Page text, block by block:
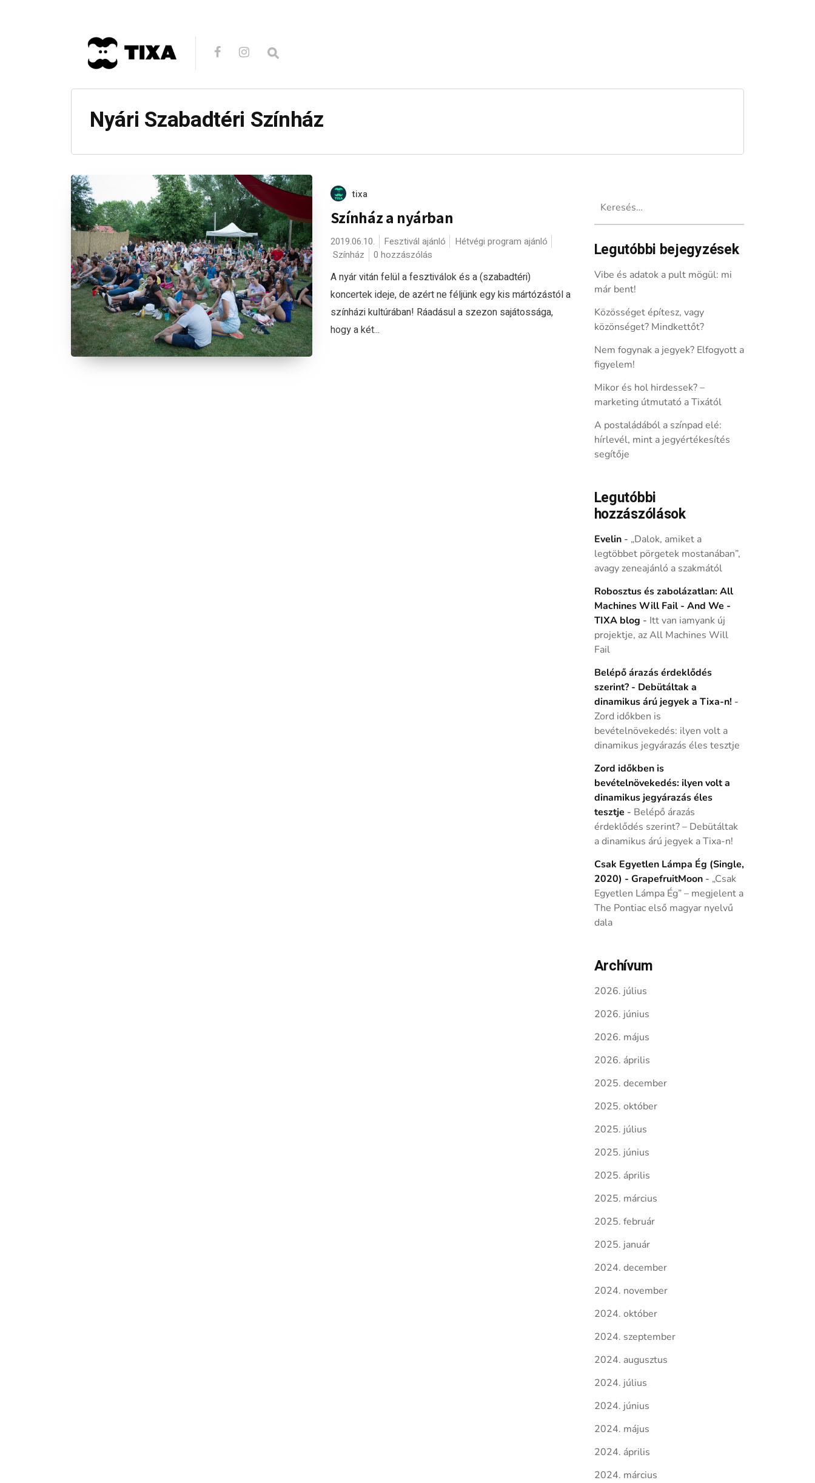
Nyári Szabadtéri Színház
tixa
Színház a nyárban
2019.06.10. Fesztivál ajánló
Hétvégi program ajánló
Színház
0 hozzászólás
A nyár vitán felül a fesztiválok és a (szabadtéri)
koncertek ideje, de azért ne féljünk egy kis mártózástól a
színházi kultúrában! Ráadásul a szezon sajátossága,
hogy a két...
Legutóbbi bejegyzések
Vibe és adatok a pult mögül: mi
már bent!
Közösséget építesz, vagy
közönséget? Mindkettőt?
Nem fogynak a jegyek? Elfogyott a
figyelem!
Mikor és hol hirdessek? –
marketing útmutató a Tixától
A postaládából a színpad elé:
hírlevél, mint a jegyértékesítés
segítője
Legutóbbi
hozzászólások
Evelin- „Dalok, amiket a
legtöbbet pörgetek mostanában”,
avagy zeneajánló a szakmától
Robosztus és zabolázatlan: All
Machines Will Fail - And We -
TIXA blog - Itt van iamyank új
projektje, az All Machines Will
Fail
Belépő árazás érdeklődés
szerint? - Debütáltak a
dinamikus árú jegyek a Tixa-n! -
Zord időkben is
bevételnövekedés: ilyen volt a
dinamikus jegyárazás éles tesztje
Zord időkben is
bevételnövekedés: ilyen volt a
dinamikus jegyárazás éles
tesztje - Belépő árazás
érdeklődés szerint? – Debütáltak
a dinamikus árú jegyek a Tixa-n!
Csak Egyetlen Lámpa Ég (Single,
2020) - GrapefruitMoon- „Csak
Egyetlen Lámpa Ég” – megjelent a
The Pontiac első magyar nyelvű
dala
Archívum
2026. július
2026. június
2026. május
2026. április
2025. december
2025. október
2025. július
2025. június
2025. április
2025. március
2025. február
2025. január
2024. december
2024. november
2024. október
2024. szeptember
2024. augusztus
2024. július
2024. június
2024. május
2024. április
2024. március